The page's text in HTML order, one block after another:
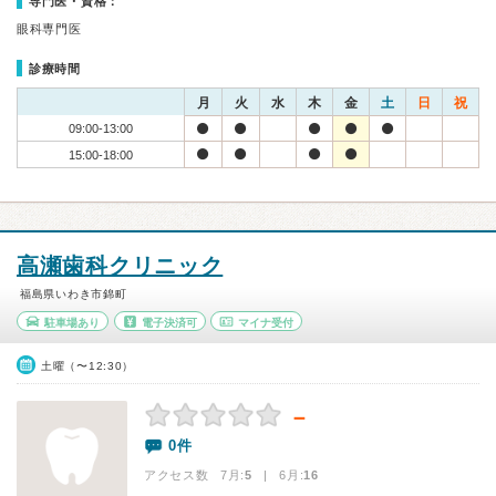
眼科専門医
診療時間
月 火 水 木 金 土 日 祝
09:00-13:00
15:00-18:00
高瀬歯科クリニック
福島県いわき市錦町
駐車場あり 電子決済可 マイナ受付
土曜（〜12:30）
－
0件
アクセス数 7月:5 | 6月:16